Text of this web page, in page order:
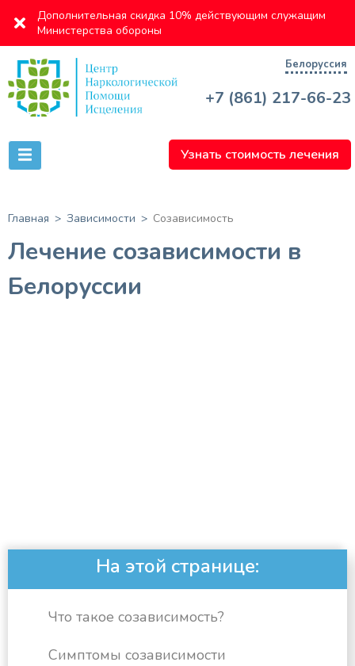
Дополнительная скидка 10% действующим служащим
Министерства обороны
Белоруссия
+7 (861) 217-66-23
Узнать стоимость лечения
Главная Зависимости Созависимость
Лечение созависимости в
Белоруссии
На этой странице:
Что такое созависимость?
Симптомы созависимости